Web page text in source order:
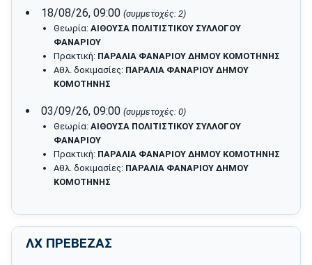
18/08/26, 09:00 (συμμετοχές: 2)
Θεωρία: ΑΙΘΟΥΣΑ ΠΟΛΙΤΙΣΤΙΚΟΥ ΣΥΛΛΟΓΟΥ
ΦΑΝΑΡΙΟΥ
Πρακτική: ΠΑΡΑΛΙΑ ΦΑΝΑΡΙΟΥ ΔΗΜΟΥ ΚΟΜΟΤΗΝΗΣ
Αθλ. δοκιμασίες: ΠΑΡΑΛΙΑ ΦΑΝΑΡΙΟΥ ΔΗΜΟΥ
ΚΟΜΟΤΗΝΗΣ
03/09/26, 09:00 (συμμετοχές: 0)
Θεωρία: ΑΙΘΟΥΣΑ ΠΟΛΙΤΙΣΤΙΚΟΥ ΣΥΛΛΟΓΟΥ
ΦΑΝΑΡΙΟΥ
Πρακτική: ΠΑΡΑΛΙΑ ΦΑΝΑΡΙΟΥ ΔΗΜΟΥ ΚΟΜΟΤΗΝΗΣ
Αθλ. δοκιμασίες: ΠΑΡΑΛΙΑ ΦΑΝΑΡΙΟΥ ΔΗΜΟΥ
ΚΟΜΟΤΗΝΗΣ
ΛΧ ΠΡΕΒΕΖΑΣ